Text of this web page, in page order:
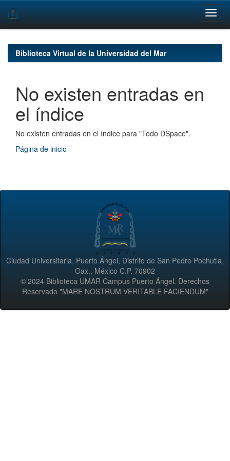
navigationBiblioteca Virtual de la Universidad del Mar
No existen entradas en
el índice
No existen entradas en el índice para "Todo DSpace".
Página de inicio
Ciudad Universitaria, Puerto Ángel, Distrito de San Pedro Pochutla,
Oax., México C.P. 70902
© 2024 Biblioteca UMAR Campus Puerto Ángel. Derechos
Reservado "MARE NOSTRUM VERITABLE FACIENDUM"